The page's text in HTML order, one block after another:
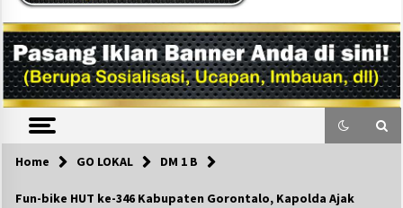
DM1
Home GO LOKAL DM 1 B
Fun-bike HUT ke-346 Kabupaten Gorontalo, Kapolda Ajak